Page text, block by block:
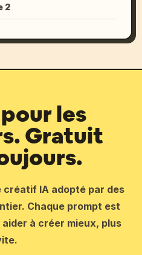
2
les
Gratuit
créatif IA adopté par des
Chaque prompt est
à créer mieux, plus